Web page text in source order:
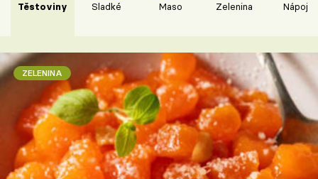
Těstoviny Sladké Maso Zelenina Nápoje
ZELENINA